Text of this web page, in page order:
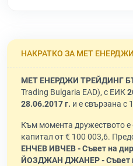
НАКРАТКО ЗА МЕТ
МЕТ ЕНЕРДЖИ ТРЕЙДИНГ
Trading Bulgaria EAD), с ЕИК
28.06.2017 г. и е свързана с
Към момента дружеството е
капитал от € 100 003,6.
ЕНЧЕВ ИВЧЕВ - Съвет на
ЙОЗДЖАН ДЖАНЕР - Съвет